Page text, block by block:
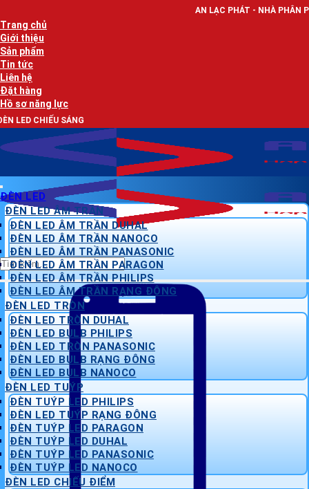
qua
nội
dung
AN LẠC PHÁT - NHÀ PHÂN PHỐI THIẾT BỊ
Trang chủ
Giới thiệu
Sản phẩm
Tin tức
Liên hệ
Đặt hàng
Hồ sơ năng lực
Tìm
kiếm:
ĐÈN LED
ĐÈN LED ÂM TRẦN
ĐÈN LED ÂM TRẦN DUHAL
ĐÈN LED ÂM TRẦN NANOCO
ĐÈN LED ÂM TRẦN PANASONIC
ĐÈN LED ÂM TRẦN PARAGON
ĐÈN LED ÂM TRẦN PHILIPS
ĐÈN LED ÂM TRẦN RẠNG ĐÔNG
ĐÈN LED TRÒN
ĐÈN LED TRÒN DUHAL
ĐÈN LED BULB PHILIPS
ĐÈN LED TRÒN PANASONIC
ĐÈN LED BULB RẠNG ĐÔNG
ĐÈN LED BULB NANOCO
ĐÈN LED TUÝP
ĐÈN TUÝP LED PHILIPS
ĐÈN LED TUÝP RẠNG ĐÔNG
ĐÈN TUÝP LED PARAGON
ĐÈN TUÝP LED DUHAL
ĐÈN TUÝP LED PANASONIC
ĐÈN TUÝP LED NANOCO
ĐÈN LED CHIẾU ĐIỂM